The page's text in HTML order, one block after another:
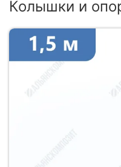
Колышки и